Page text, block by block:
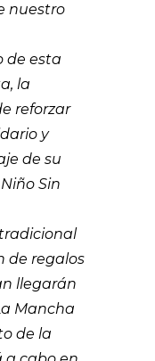
nuestro
de esta
la
reforzar
y
de su
Sin
de regalos
llegarán
Mancha
de la